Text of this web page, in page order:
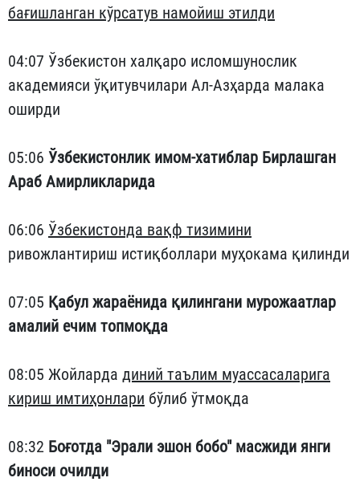
бағишланган кўрсатув намойиш этилди
04:07 Ўзбекистон халқаро исломшунослик
академияси ўқитувчилари Ал-Азҳарда малака
оширди
05:06 Ўзбекистонлик имом-хатиблар Бирлашган
Араб Амирликларида
06:06 Ўзбекистонда вақф тизимини
ривожлантириш истиқболлари муҳокама қилинди
07:05 Қабул жараёнида қилингани мурожаатлар
амалий ечим топмоқда
08:05 Жойларда диний таълим муассасаларига
кириш имтиҳонлари бўлиб ўтмоқда
08:32 Боғотда "Эрали эшон бобо" масжиди янги
биноси очилди